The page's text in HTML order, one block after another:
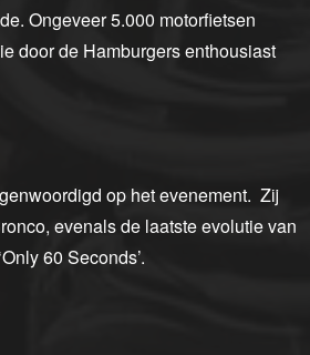
Ongeveer 5.000 motorfietsen
door de Hamburgers enthousiast
op het evenement. Zij
evenals de laatste evolutie van
60 Seconds’.